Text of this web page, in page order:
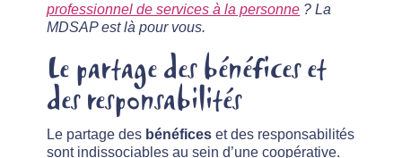
professionnel de services à la personne ? La
MDSAP est là pour vous.
Le partage des bénéfices et
des responsabilités
Le partage des bénéfices et des responsabilités
sont indissociables au sein d’une coopérative.